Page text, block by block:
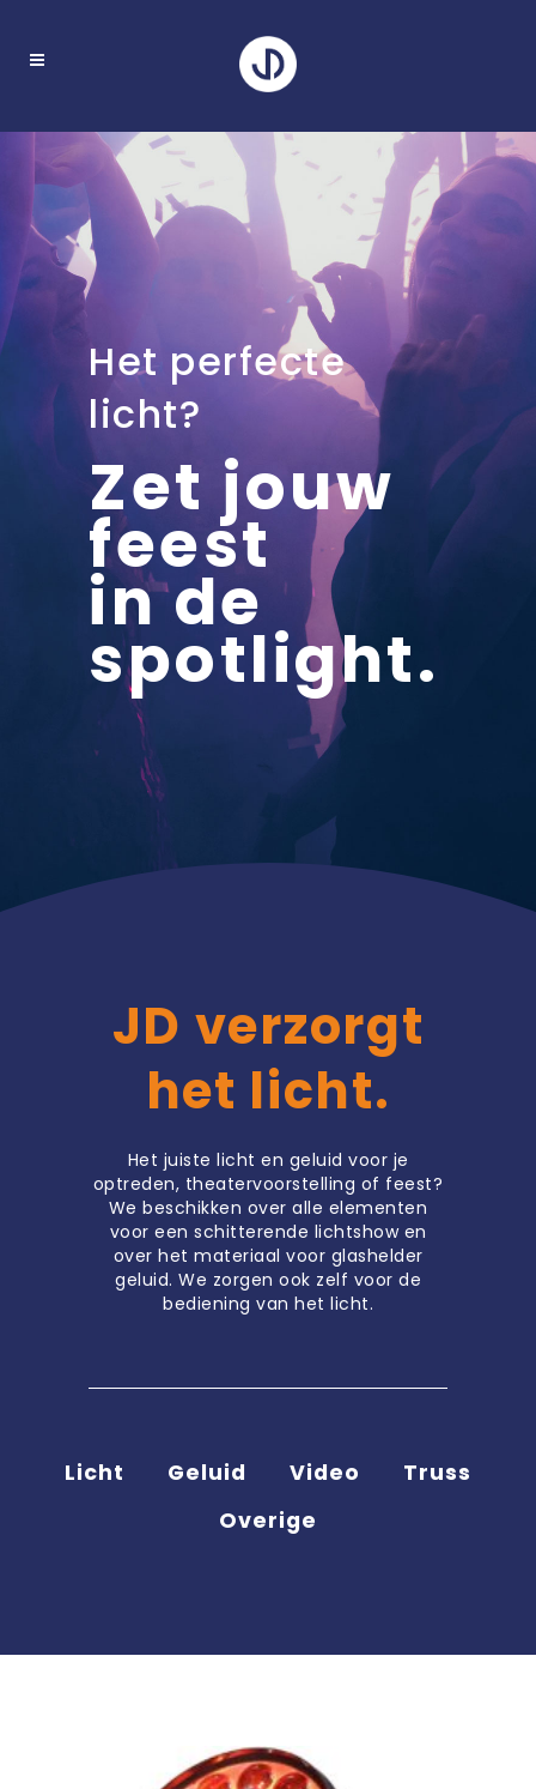
Het perfecte
licht?
Zet jouw
feest
in de
spotlight.
JD verzorgt
het licht.
Het juiste licht en geluid voor je
optreden, theatervoorstelling of feest?
We beschikken over alle elementen
voor een schitterende lichtshow en
over het materiaal voor glashelder
geluid. We zorgen ook zelf voor de
bediening van het licht.
Licht Geluid Video
Truss
Overige